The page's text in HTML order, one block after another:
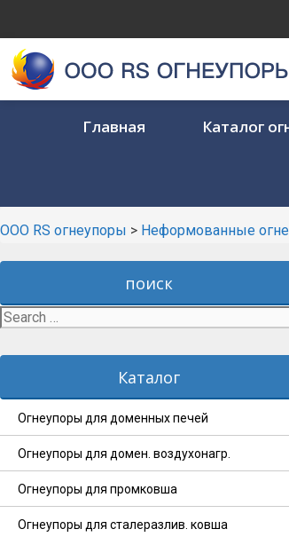
Skip
content
Главная Каталог
ООО RS огнеупоры > Неформованные
поиск
Search
for:
Каталог
Огнеупоры для доменных печей
Огнеупоры для домен. воздухонагр.
Огнеупоры для промковша
Огнеупоры для сталеразлив. ковша